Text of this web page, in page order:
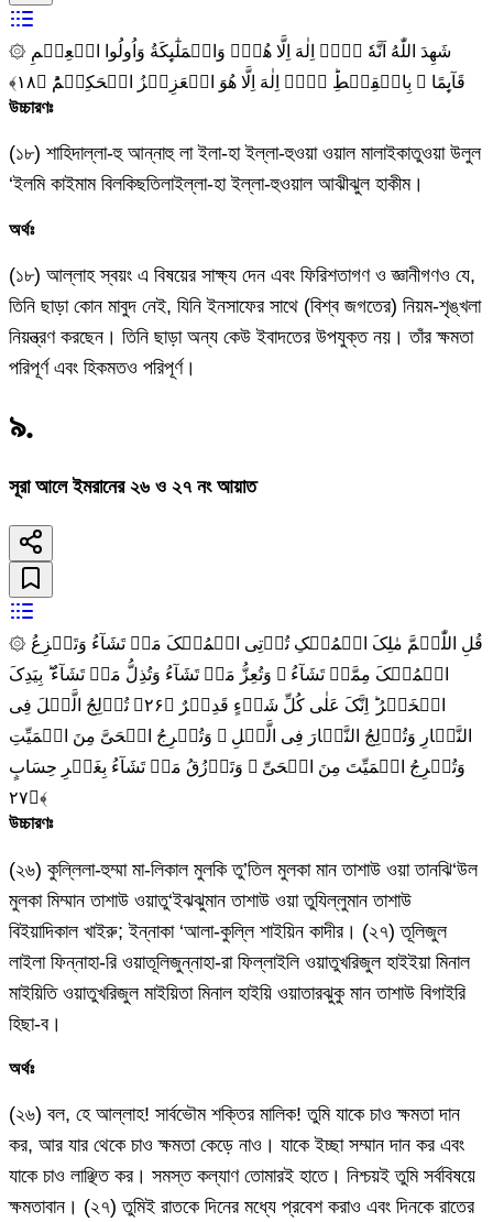
۞ شَهِدَ اللّٰهُ اَنَّهٗ لَاۤ اِلٰهَ اِلَّا هُوَۙ وَالۡمَلٰٓٮِٕكَةُ وَاُولُوا الۡعِلۡمِ
قَآٮِٕمًا ۢ بِالۡقِسۡطِ‌ؕ لَاۤ اِلٰهَ اِلَّا هُوَ الۡعَزِيۡزُ الۡحَكِيۡمُؕ ﴿۱۸﴾‏
উচ্চারণঃ
(১৮) শাহিদাল্লা-হু আন্নাহু লা ইলা-হা ইল্লা-হুওয়া ওয়াল মালাইকাতুওয়া উলুল
‘ইলমি কাইমাম বিলকিছতিলাইল্লা-হা ইল্লা-হুওয়াল আঝীঝুল হাকীম।
অর্থঃ
(১৮) আল্লাহ স্বয়ং এ বিষয়ের সাক্ষ্য দেন এবং ফিরিশতাগণ ও জ্ঞানীগণও যে,
তিনি ছাড়া কোন মাবুদ নেই, যিনি ইনসাফের সাথে (বিশ্ব জগতের) নিয়ম-শৃঙ্খলা
নিয়ন্ত্রণ করছেন। তিনি ছাড়া অন্য কেউ ইবাদতের উপযুক্ত নয়। তাঁর ক্ষমতা
পরিপূর্ণ এবং হিকমতও পরিপূর্ণ।
৯.
সূরা আলে ইমরানের ২৬ ও ২৭ নং আয়াত
۞ قُلِ اللّٰہُمَّ مٰلِکَ الۡمُلۡکِ تُؤۡتِی الۡمُلۡکَ مَنۡ تَشَآءُ وَتَنۡزِعُ
الۡمُلۡکَ مِمَّنۡ تَشَآءُ ۫ وَتُعِزُّ مَنۡ تَشَآءُ وَتُذِلُّ مَنۡ تَشَآءُ ؕ بِیَدِکَ
الۡخَیۡرُ ؕ اِنَّکَ عَلٰی کُلِّ شَیۡءٍ قَدِیۡرٌ ﴿۲۶﴾ تُوۡلِجُ الَّیۡلَ فِی
النَّہَارِ وَتُوۡلِجُ النَّہَارَ فِی الَّیۡلِ ۫ وَتُخۡرِجُ الۡحَیَّ مِنَ الۡمَیِّتِ
وَتُخۡرِجُ الۡمَیِّتَ مِنَ الۡحَیِّ ۫ وَتَرۡزُقُ مَنۡ تَشَآءُ بِغَیۡرِ حِسَابٍ
﴿۲۷﴾
উচ্চারণঃ
(২৬) কুল্লিলা-হুম্মা মা-লিকাল মুলকি তু’তিল মুলকা মান তাশাউ ওয়া তানঝি‘উল
মুলকা মিম্মান তাশাউ ওয়াতু‘ইঝঝুমান তাশাউ ওয়া তুযিল্লুমান তাশাউ
বিইয়াদিকাল খাইরু; ইন্নাকা ‘আলা-কুল্লি শাইয়িন কাদীর। (২৭) তূলিজুল
লাইলা ফিন্নাহা-রি ওয়াতূলিজুন্নাহা-রা ফিল্লাইলি ওয়াতুখরিজুল হাইইয়া মিনাল
মাইয়িতি ওয়াতুখরিজুল মাইয়িতা মিনাল হাইয়ি ওয়াতারঝুকু মান তাশাউ বিগাইরি
হিছা-ব।
অর্থঃ
(২৬) বল, হে আল্লাহ! সার্বভৌম শক্তির মালিক! তুমি যাকে চাও ক্ষমতা দান
কর, আর যার থেকে চাও ক্ষমতা কেড়ে নাও। যাকে ইচ্ছা সম্মান দান কর এবং
যাকে চাও লাঞ্ছিত কর। সমস্ত কল্যাণ তোমারই হাতে। নিশ্চয়ই তুমি সর্ববিষয়ে
ক্ষমতাবান। (২৭) তুমিই রাতকে দিনের মধ্যে প্রবেশ করাও এবং দিনকে রাতের